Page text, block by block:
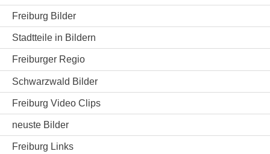
Freiburg Bilder
Stadtteile in Bildern
Freiburger Regio
Schwarzwald Bilder
Freiburg Video Clips
neuste Bilder
Freiburg Links